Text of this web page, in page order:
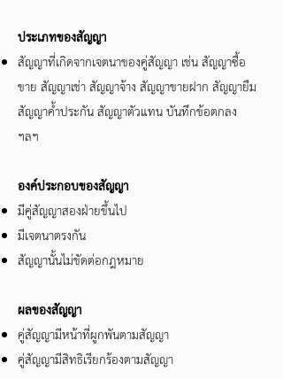
ประเภทของสัญญา
สัญญาที่เกิดจากเจตนาของคู่สัญญา เช่น สัญญาซื้อ
ขาย สัญญาเช่า สัญญาจ้าง สัญญาขายฝาก สัญญายืม
สัญญาค้ำประกัน สัญญาตัวแทน บันทึกข้อตกลง
ฯลฯ
องค์ประกอบของสัญญา
มีคู่สัญญาสองฝ่ายขึ้นไป
มีเจตนาตรงกัน
สัญญานั้นไม่ขัดต่อกฎหมาย
ผลของสัญญา
คู่สัญญามีหน้าที่ผูกพันตามสัญญา
คู่สัญญามีสิทธิเรียกร้องตามสัญญา